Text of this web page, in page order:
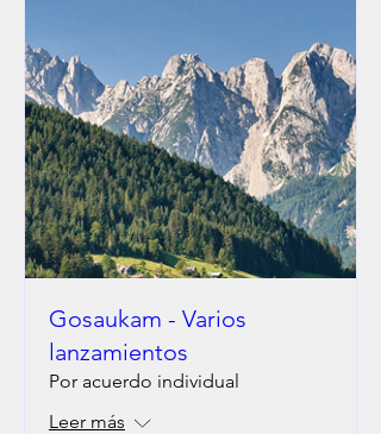
Gosaukam - Varios
lanzamientos
Por acuerdo individual
Leer más